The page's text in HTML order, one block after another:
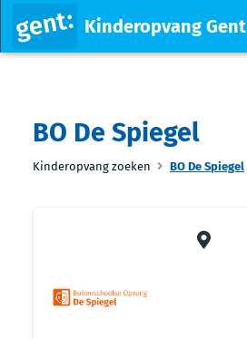
Kinderopvang Gent
BO De Spiegel
Kinderopvang zoeken BO De Spiegel